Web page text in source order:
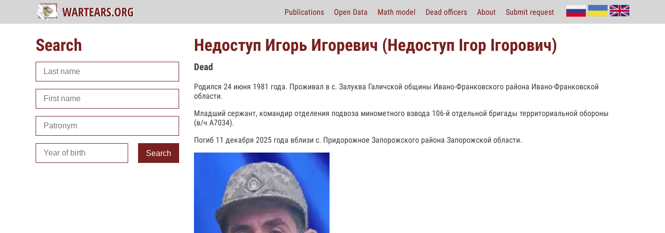
Publications Open Data Math model Dead officers About Submit request
Search
Search
Недоступ Игорь Игоревич (Недоступ Ігор Ігорович)
Dead
Родился 24 июня 1981 года. Проживал в с. Залуква Галичской общины Ивано-Франковского района Ивано-Франковской
области.
Младший сержант, командир отделения подвоза минометного взвода 106-й отдельной бригады территориальной обороны
(в/ч А7034).
Погиб 11 декабря 2025 года вблизи с. Придорожное Запорожского района Запорожской области.